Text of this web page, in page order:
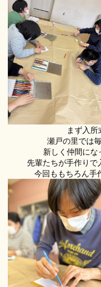
まず入
瀬戸の里では
新しく仲間に
先輩たちが手作り
今回ももちろん手